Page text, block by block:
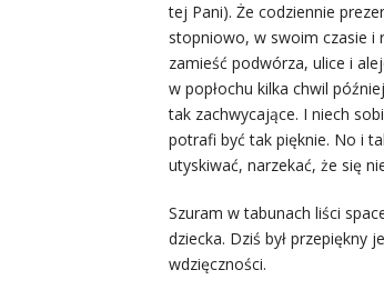
tej Pani). Że codziennie
stopniowo, w swoim czasie i
zamieść podwórza, ulice i
w popłochu kilka chwil
tak zachwycające. I niech
potrafi być tak pięknie. No i
utyskiwać, narzekać, że się
Szuram w tabunach liści
dziecka. Dziś był
wdzięczności.